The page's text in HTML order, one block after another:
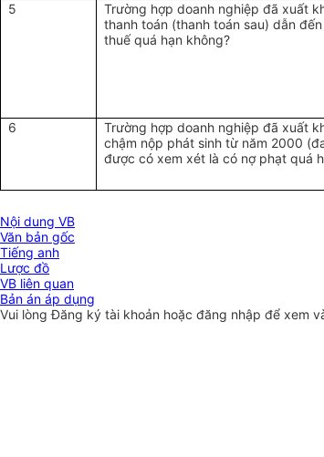
5
Trường hợp doanh nghiệp đã xuất
thanh toán (thanh toán sau) dẫn
thuế quá hạn không?
6
Trường hợp doanh nghiệp đã xuất
chậm nộp phát sinh từ năm 2000
được có xem xét là có nợ phạt quá
Nội dung VB
Văn bản gốc
Tiếng anh
Lược đồ
VB liên quan
Bản án áp dụng
Vui lòngĐăng ký tài khoản hoặc đăng nhập để xem